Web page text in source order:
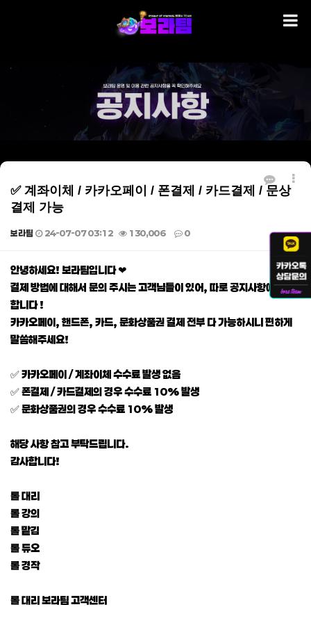
✅ 계좌이체 / 카카오페이 / 폰결제 / 카드결제 / 문상
결제 가능
보라팀 24-07-07 03:12 130,006 0
본문
안녕하세요! 보라팀입니다 ❤
결제 방법에 대해서 문의 주시는 고객님들이 있어, 따로 공지사항에 게재
합니다 !
카카오페이, 핸드폰, 카드, 문화상품권 결제 전부 다 가능하시니 편하게
말씀해주세요!
✅ 카카오페이 / 계좌이체 수수료 발생 없음
✅ 폰결제 / 카드결제의 경우 수수료 10% 발생
✅ 문화상품권의 경우 수수료 10% 발생
해당 사항 참고 부탁드립니다.
감사합니다!
롤 대리
롤 강의
롤 맡김
롤 듀오
롤 경작
롤 대리 보라팀 고객센터